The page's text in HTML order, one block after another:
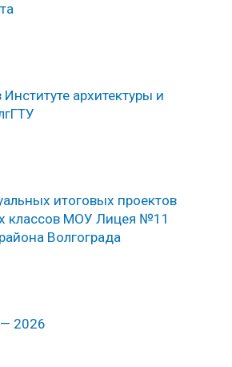
архитектуры и
итоговых проектов
классов МОУ Лицея №11
Волгограда
2026